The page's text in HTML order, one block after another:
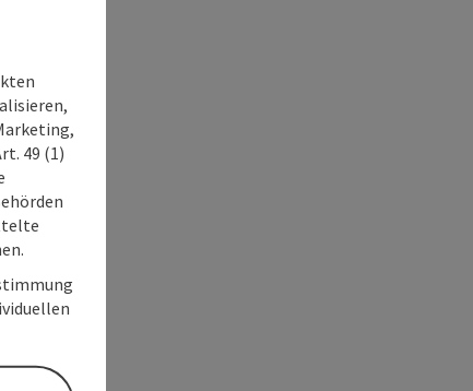
49 (1)